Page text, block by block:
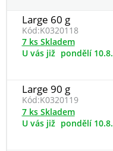
Large 60 g
Kód:K0320118
7 ks Skladem
U vás již pondělí 10.8.
Large 90 g
Kód:K0320119
7 ks Skladem
U vás již pondělí 10.8.